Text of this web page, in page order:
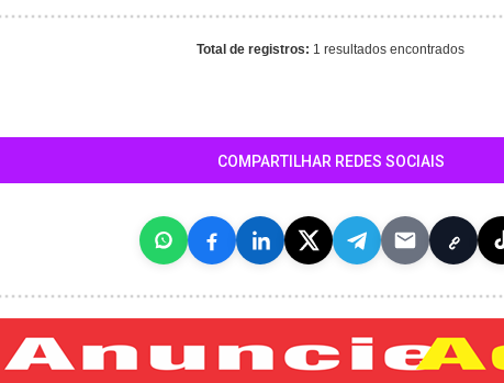
Total de registros: 1 resultados encontrados
COMPARTILHAR REDES SOCIAIS